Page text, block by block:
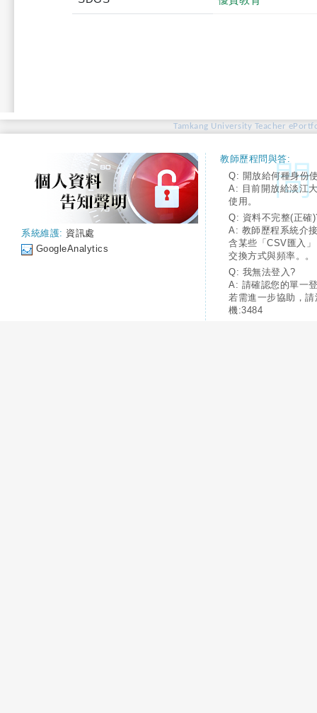
Tamkang University Teacher
系統維護: 資訊處
GoogleAnalytics
教師歷程問與答:
Q: 開放給何種身份
A: 目前開放給淡江
使用。
Q: 資料不完整(正確
A: 教師歷程系統介
含某些「CSV匯入
交換方式與頻率。。
Q: 我無法登入?
A: 請確認您的單一
若需進一步協助，
機:3484